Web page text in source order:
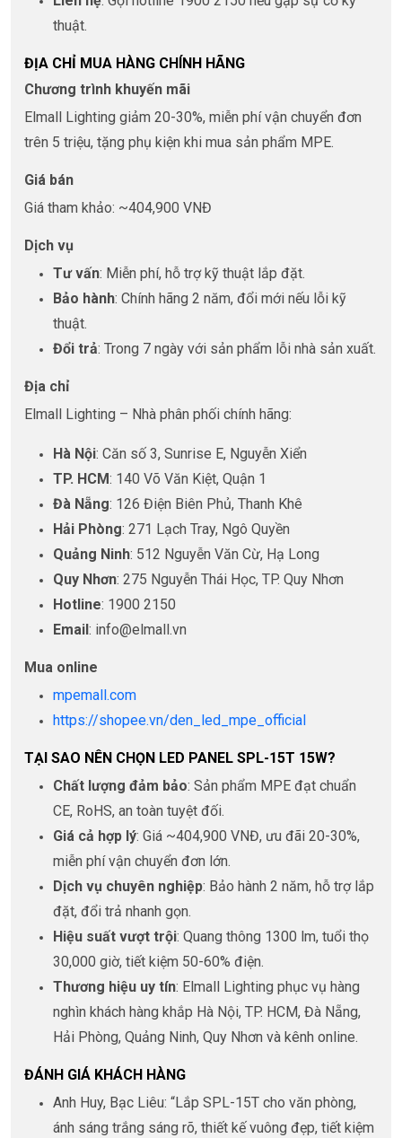
thuật.
ĐỊA CHỈ MUA HÀNG CHÍNH HÃNG
Chương trình khuyến mãi
Elmall Lighting giảm 20-30%, miễn phí vận chuyển đơn
trên 5 triệu, tặng phụ kiện khi mua sản phẩm MPE.
Giá bán
Giá tham khảo: ~404,900 VNĐ
Dịch vụ
Tư vấn: Miễn phí, hỗ trợ kỹ thuật lắp đặt.
Bảo hành: Chính hãng 2 năm, đổi mới nếu lỗi kỹ
thuật.
Đổi trả: Trong 7 ngày với sản phẩm lỗi nhà sản xuất.
Địa chỉ
Elmall Lighting – Nhà phân phối chính hãng:
Hà Nội: Căn số 3, Sunrise E, Nguyễn Xiển
TP. HCM: 140 Võ Văn Kiệt, Quận 1
Đà Nẵng: 126 Điện Biên Phủ, Thanh Khê
Hải Phòng: 271 Lạch Tray, Ngô Quyền
Quảng Ninh: 512 Nguyễn Văn Cừ, Hạ Long
Quy Nhơn: 275 Nguyễn Thái Học, TP. Quy Nhơn
Hotline: 1900 2150
Email : info@elmall.vn
Mua online
mpemall.com
https://shopee.vn/den_led_mpe_official
TẠI SAO NÊN CHỌN LED PANEL SPL-15T 15W?
Chất lượng đảm bảo: Sản phẩm MPE đạt chuẩn
CE, RoHS, an toàn tuyệt đối.
Giá cả hợp lý: Giá ~404,900 VNĐ, ưu đãi 20-30%,
miễn phí vận chuyển đơn lớn.
Dịch vụ chuyên nghiệp: Bảo hành 2 năm, hỗ trợ lắp
đặt, đổi trả nhanh gọn.
Hiệu suất vượt trội: Quang thông 1300 lm, tuổi thọ
30,000 giờ, tiết kiệm 50-60% điện.
Thương hiệu uy tín: Elmall Lighting phục vụ hàng
nghìn khách hàng khắp Hà Nội, TP. HCM, Đà Nẵng,
Hải Phòng, Quảng Ninh, Quy Nhơn và kênh online.
ĐÁNH GIÁ KHÁCH HÀNG
Anh Huy, Bạc Liêu: “Lắp SPL-15T cho văn phòng,
ánh sáng trắng sáng rõ, thiết kế vuông đẹp, tiết kiệm